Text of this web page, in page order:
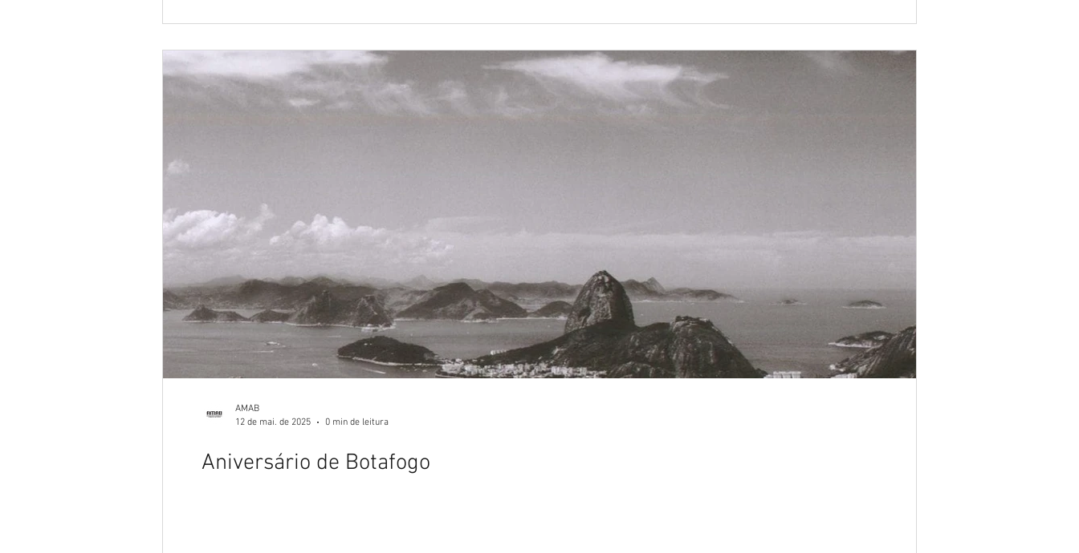
Aniversário de Botafogo
AMAB
12 de mai. de 2025
0 min de leitura